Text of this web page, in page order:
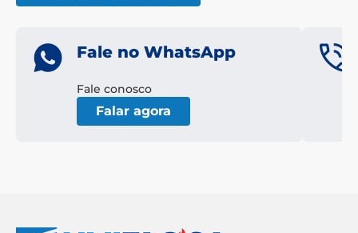
Fale no WhatsApp
Fale conosco
Falar agora